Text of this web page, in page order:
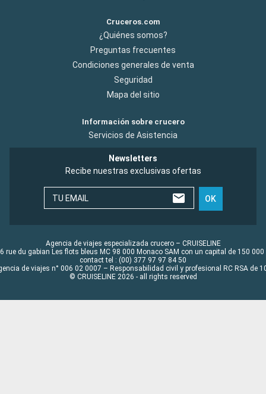
Cruceros.com
¿Quiénes somos?
Preguntas frecuentes
Condiciones generales de venta
Seguridad
Mapa del sitio
Información sobre crucero
Servicios de Asistencia
Newsletters
Recibe nuestras exclusivas ofertas
TU EMAIL OK
Agencia de viajes especializada crucero – CRUISELINE
rue du gabian Les flots bleus MC 98 000 Monaco SAM con un capital de 150 000
contact tel : (00) 377 97 97 84 50
de viajes n° 006 02 0007 – Responsabilidad civil y profesional RC RSA de
© CRUISELINE 2026 - all rights reserved